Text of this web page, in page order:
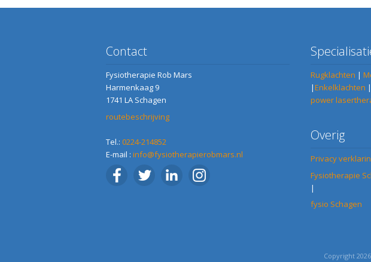
Contact
Fysiotherapie Rob Mars
Harmenkaag 9
1741 LA Schagen
routebeschrijving
Tel.: 0224-214852
E-mail : info@fysiotherapierobmars.nl
Rugklachten |
|Enkelklachten |
power
Overig
Privacy
Fysiotherapie
|
fysio Schagen
Copyright